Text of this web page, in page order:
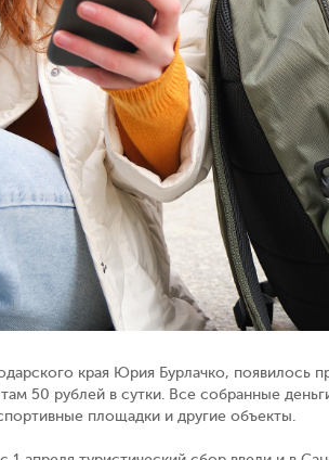
края Юрия Бурлачко, появилось
50 рублей в сутки. Все собранные
площадки и другие объекты.